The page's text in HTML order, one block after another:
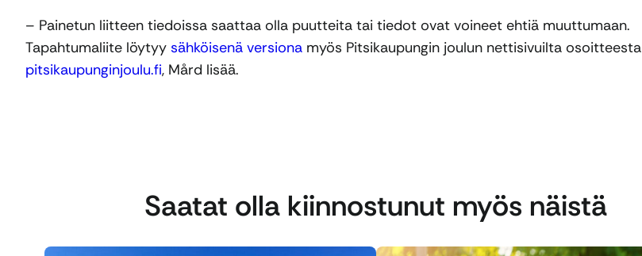
– Painetun liitteen tiedoissa saattaa olla puutteita tai tiedot ovat voineet ehtiä muuttumaan.
Tapahtumaliite löytyy sähköisenä versiona myös Pitsikaupungin joulun nettisivuilta osoitteesta
pitsikaupunginjoulu.fi, Mård lisää.
Saatat olla kiinnostunut myös näistä